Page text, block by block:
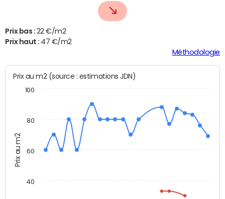
Prix bas : 22 €/m2
Prix haut : 47 €/m2
Méthodologie
Prix au m2
Prix au m2 (source : estimations JDN)
40
60
80
100